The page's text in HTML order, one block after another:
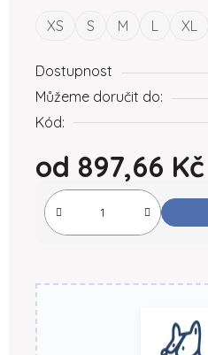
XS S M L XL
Dostupnost
Můžeme doručit do:
Kód:
od 897,66 Kč
Měrná cena: